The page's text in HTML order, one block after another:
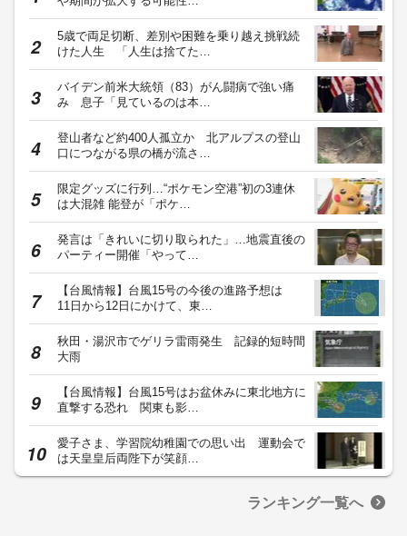
5歳で両足切断、差別や困難を乗り越え挑戦続
けた人生 「人生は捨てた…
バイデン前米大統領（83）がん闘病で強い痛
み 息子「見ているのは本…
登山者など約400人孤立か 北アルプスの登山
口につながる県の橋が流さ…
限定グッズに行列…“ポケモン空港”初の3連休
は大混雑 能登が「ポケ…
発言は「きれいに切り取られた」…地震直後の
パーティー開催「やって…
【台風情報】台風15号の今後の進路予想は
11日から12日にかけて、東…
秋田・湯沢市でゲリラ雷雨発生 記録的短時間
大雨
【台風情報】台風15号はお盆休みに東北地方に
直撃する恐れ 関東も影…
愛子さま、学習院幼稚園での思い出 運動会で
は天皇皇后両陛下が笑顔…
ランキング一覧へ